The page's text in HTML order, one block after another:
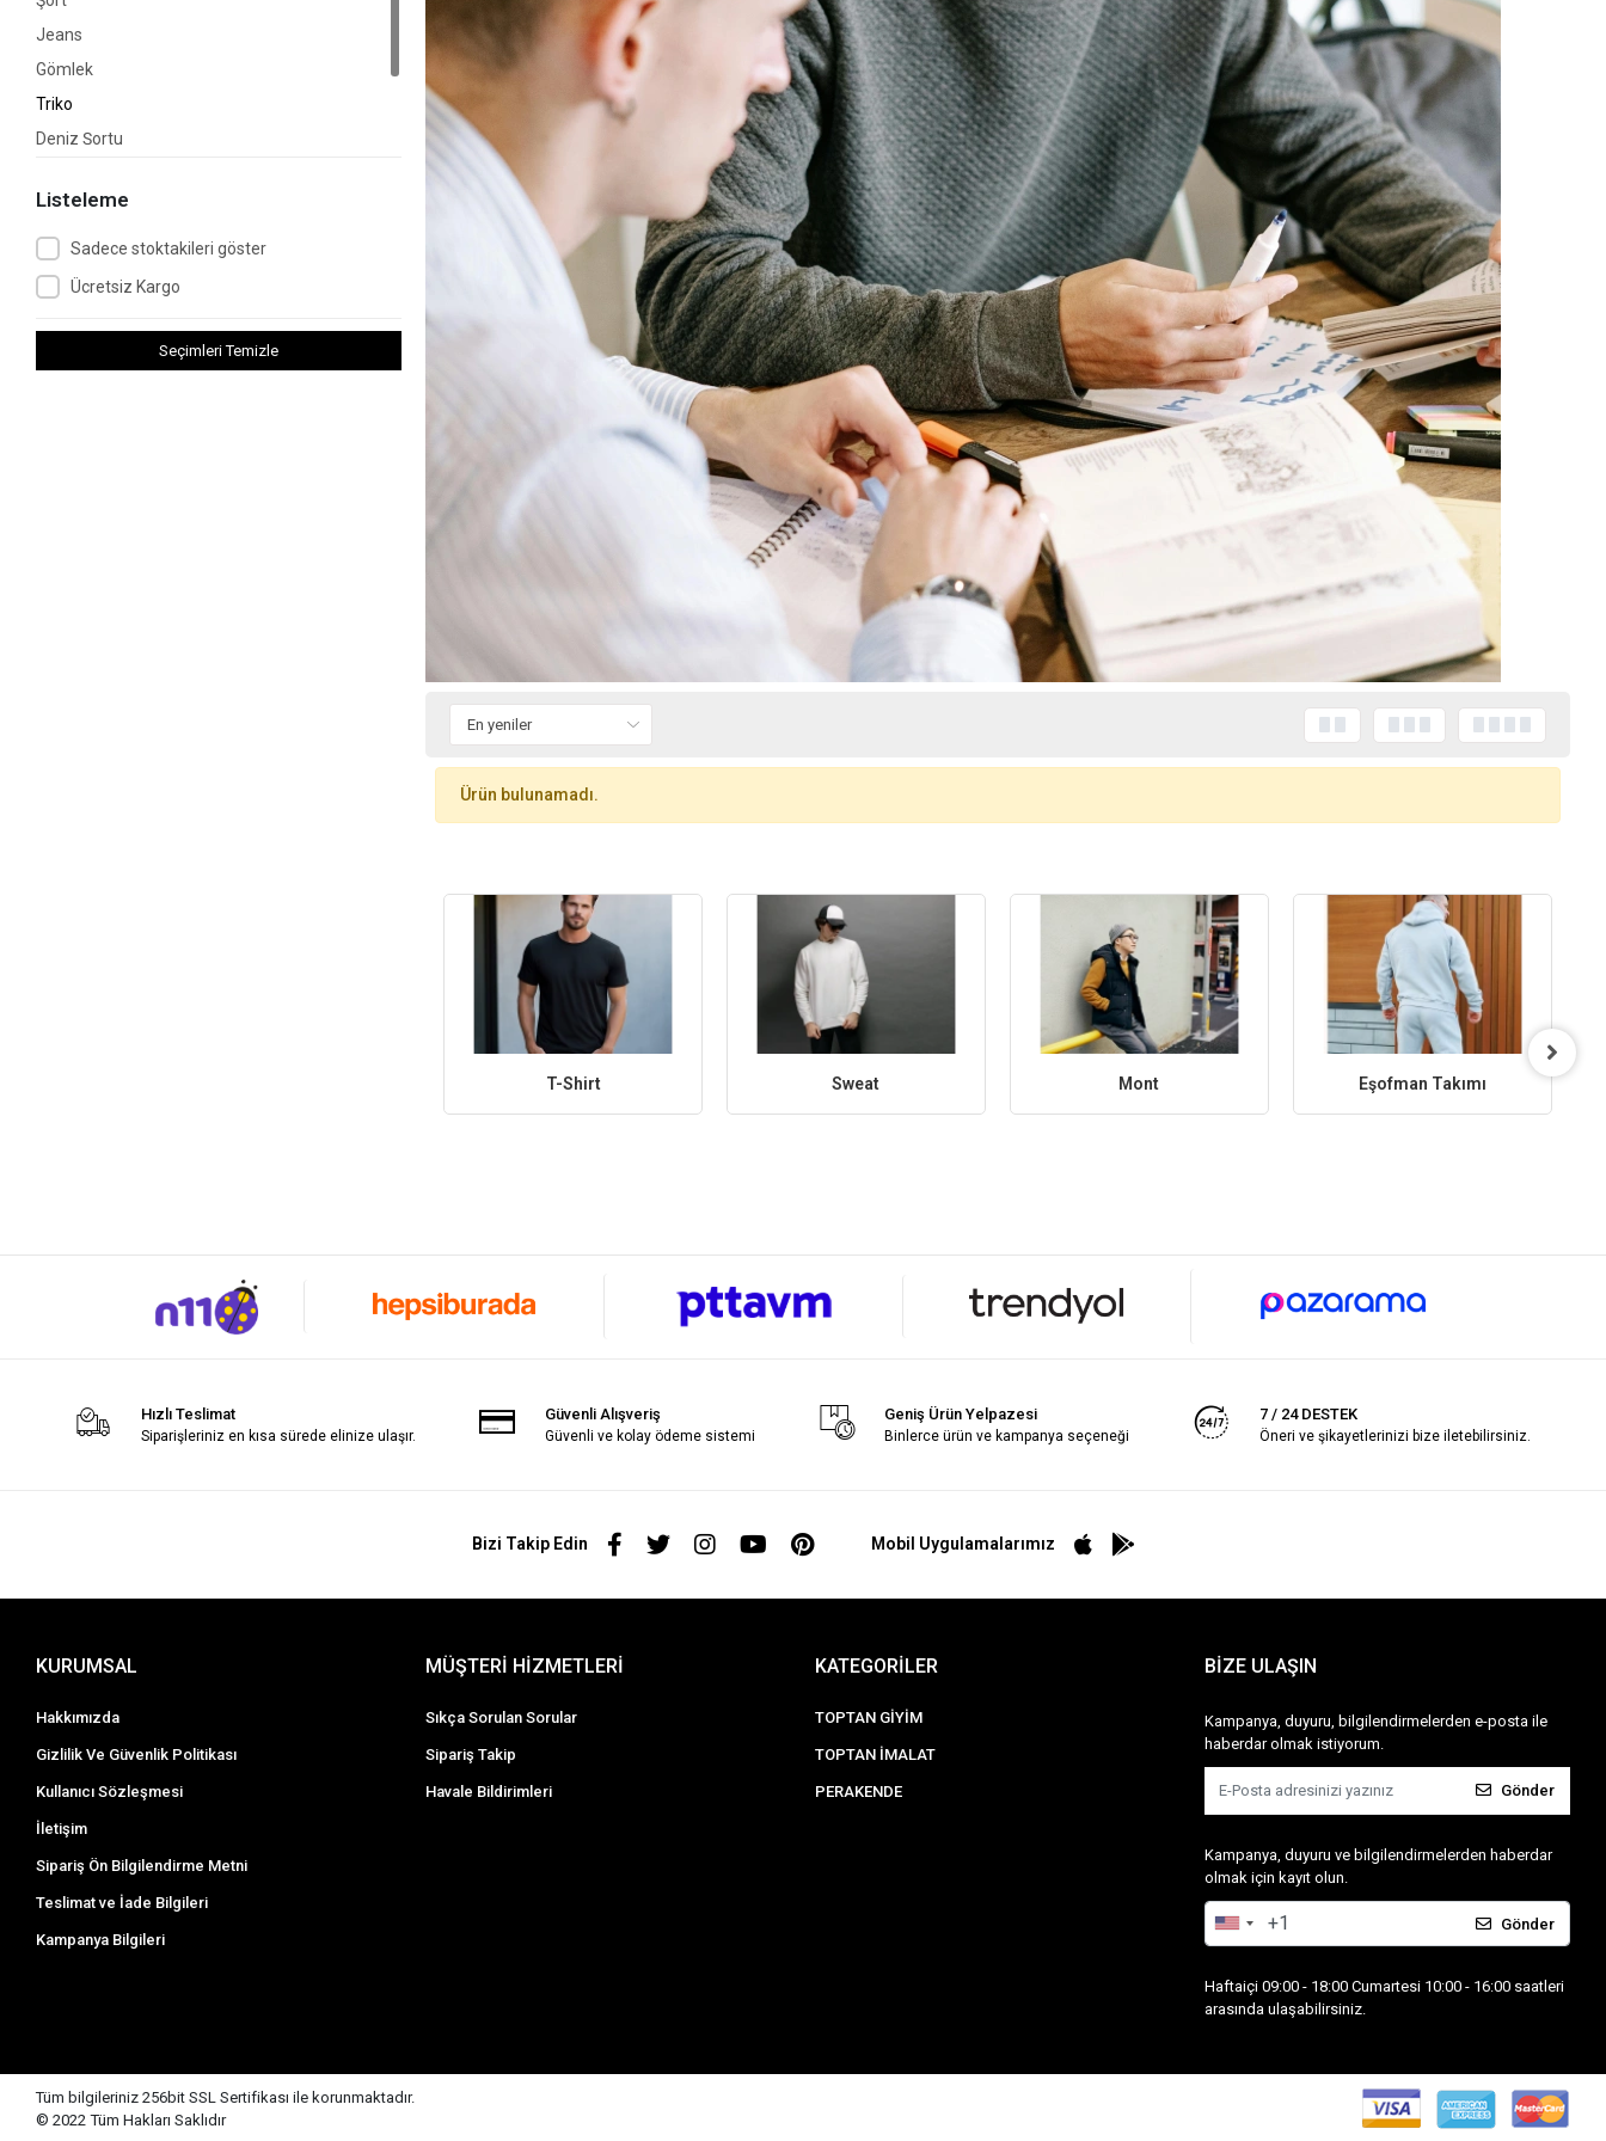
Jeans
Gömlek
Triko
Deniz Şortu
Aksesuar
Listeleme
Sadece stoktakileri göster
Ücretsiz Kargo
Seçimleri Temizle
Ürün bulunamadı.
T-Shirt Sweat Mont Eşofman Takımı
Hızlı Teslimat
Siparişleriniz en kısa sürede elinize ulaşır.
Güvenli Alışveriş
Güvenli ve kolay ödeme sistemi
Geniş Ürün Yelpazesi
Binlerce ürün ve kampanya seçeneği
7 / 24 DESTEK
Öneri ve şikayetlerinizi bize iletebilirsiniz.
Bizi Takip Edin Mobil Uygulamalarımız
KURUMSAL
Hakkımızda
Gizlilik Ve Güvenlik Politikası
Kullanıcı Sözleşmesi
İletişim
Sipariş Ön Bilgilendirme Metni
Teslimat ve İade Bilgileri
Kampanya Bilgileri
MÜŞTERİ HİZMETLERİ
Sıkça Sorulan Sorular
Sipariş Takip
Havale Bildirimleri
KATEGORİLER
TOPTAN GİYİM
TOPTAN İMALAT
PERAKENDE
BİZE ULAŞIN
Kampanya, duyuru, bilgilendirmelerden e-posta ile
haberdar olmak istiyorum.
Gönder
Kampanya, duyuru ve bilgilendirmelerden haberdar
olmak için kayıt olun.
Gönder
Haftaiçi 09:00 - 18:00 Cumartesi 10:00 - 16:00 saatleri
arasında ulaşabilirsiniz.
Tüm bilgileriniz 256bit SSL Sertifikası ile korunmaktadır.
© 2022Tüm Hakları Saklıdır